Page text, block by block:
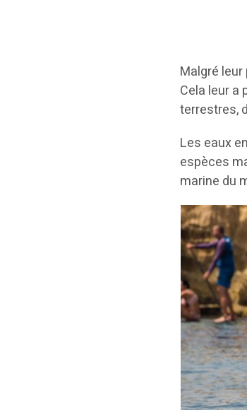
Malgré
Cela leur a
terrestres,
Les eaux
espèces
marine du